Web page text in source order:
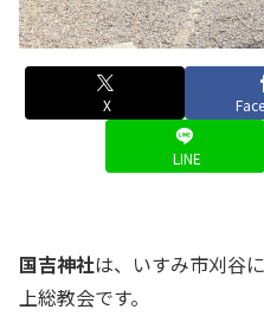
X
LINE
国吉神社は、いすみ市刈谷
上総教会です。